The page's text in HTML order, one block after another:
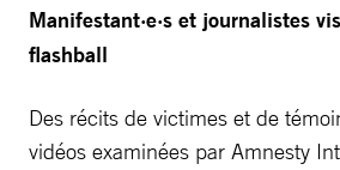
Manifestant·e·s et journalistes
flashball
Des récits de victimes et de
vidéos examinées par Amnesty